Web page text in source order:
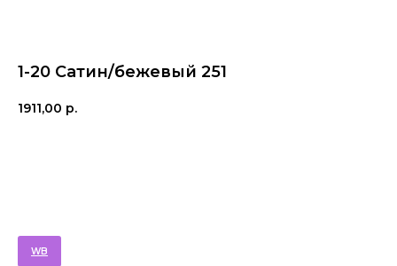
1-20 Cатин/бежевый 251
1911,00 р.
WB